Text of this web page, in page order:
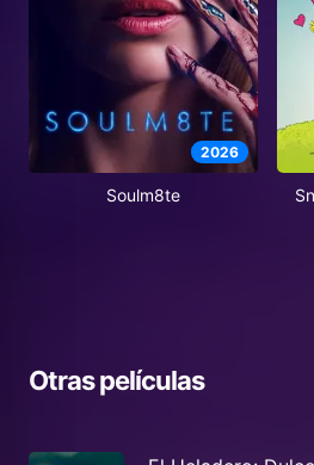
2026
Soulm8te
Otras películas